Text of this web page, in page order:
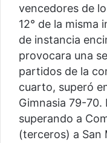
vencedores de
12° de la misma
de instancia
provocara una
partidos de la
cuarto, superó
Gimnasia 79-70.
superando a
(terceros) a San